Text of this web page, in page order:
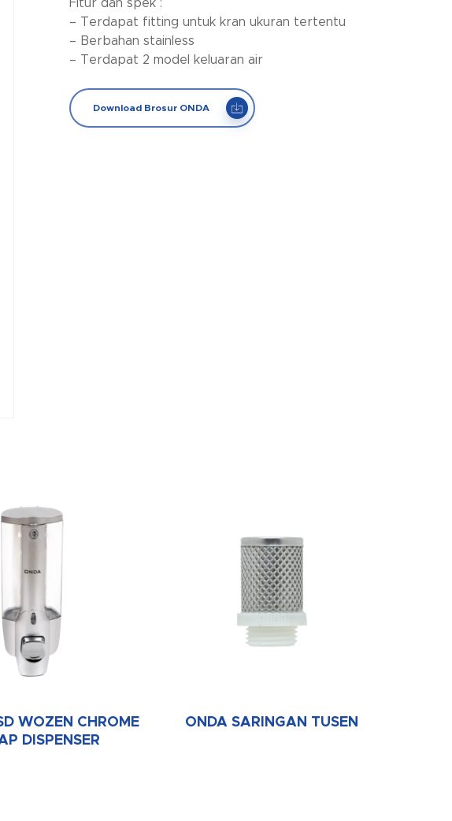
Fitur dan spek :
– Terdapat fitting untuk kran ukuran tertentu
– Berbahan stainless
– Terdapat 2 model keluaran air
Download Brosur ONDA
WOZEN CHROME
DISPENSER
ONDA SARINGAN TUSEN